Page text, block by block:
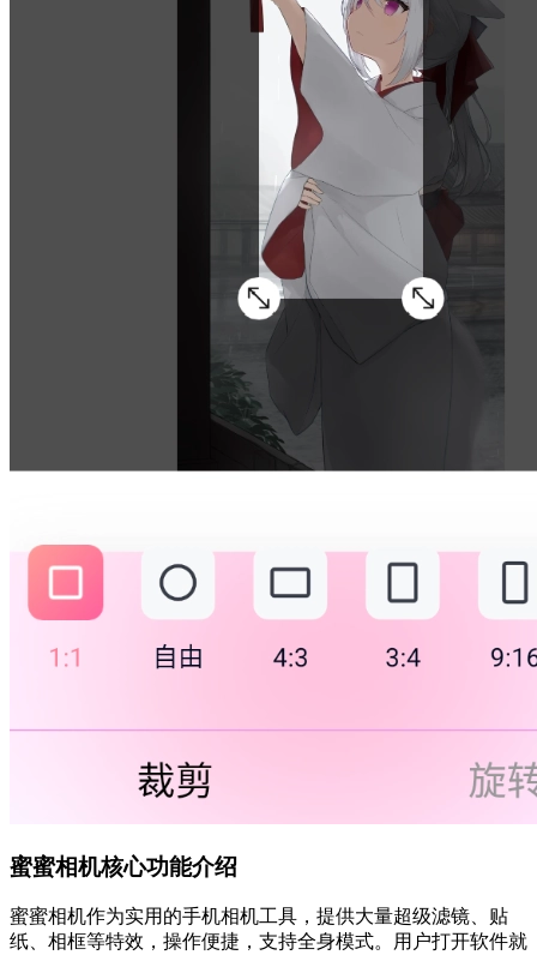
蜜蜜相机核心功能介绍
蜜蜜相机作为实用的手机相机工具，提供大量超级滤镜、贴
纸、相框等特效，操作便捷，支持全身模式。用户打开软件就